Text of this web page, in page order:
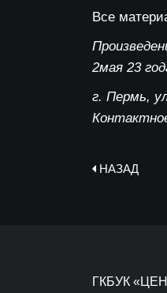
Все
2мая 23
г. Пермь,
НАЗАД
ГКБУК